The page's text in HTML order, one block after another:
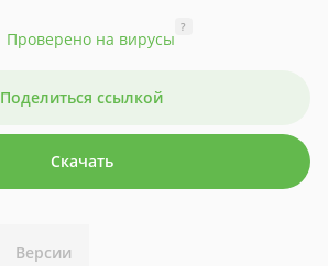
Проверено на вирусы
?
Поделиться ссылкой
Скачать
Версии